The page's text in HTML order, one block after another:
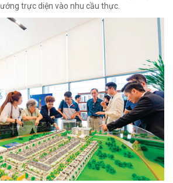
trực diện vào nhu cầu thực.